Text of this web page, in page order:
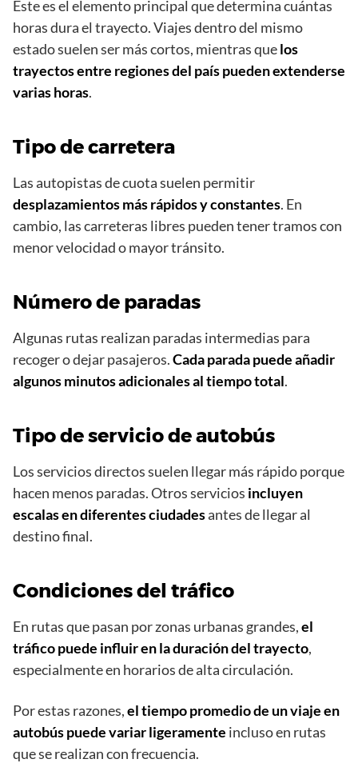
Este es el elemento principal que determina cuántas
horas dura el trayecto. Viajes dentro del mismo
estado suelen ser más cortos, mientras quelos
trayectos entre regiones del país pueden extenderse
varias horas.
Tipo de carretera
Las autopistas de cuota suelen permitir
desplazamientos más rápidos y constantes. En
cambio, las carreteras libres pueden tener tramos con
menor velocidad o mayor tránsito.
Número de paradas
Algunas rutas realizan paradas intermedias para
recoger o dejar pasajeros.Cada parada puede añadir
algunos minutos adicionales al tiempo total.
Tipo de servicio de autobús
Los servicios directos suelen llegar más rápido porque
hacen menos paradas. Otros servicios incluyen
escalas en diferentes ciudadesantes de llegar al
destino final.
Condiciones del tráfico
En rutas que pasan por zonas urbanas grandes,el
tráfico puede influir en la duración del trayecto,
especialmente en horarios de alta circulación.
Por estas razones,el tiempo promedio de un viaje en
autobús puede variar ligeramente incluso en rutas
que se realizan con frecuencia.